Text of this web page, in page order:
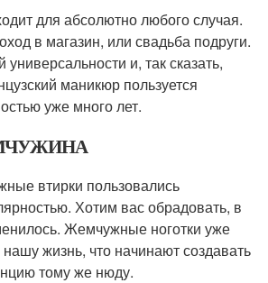
для абсолютно любого случая.
в магазин, или свадьба подруги.
и, так сказать,
маникюр пользуется
уже много лет.
втирки пользовались
Хотим вас обрадовать, в
Жемчужные ноготки уже
жизнь, что начинают создавать
тому же нюду.